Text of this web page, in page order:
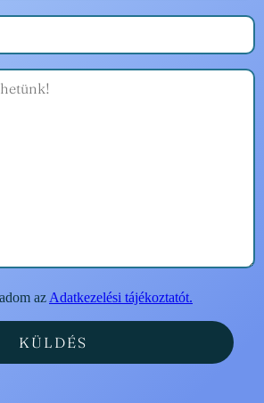
az Adatkezelési tájékoztatót.